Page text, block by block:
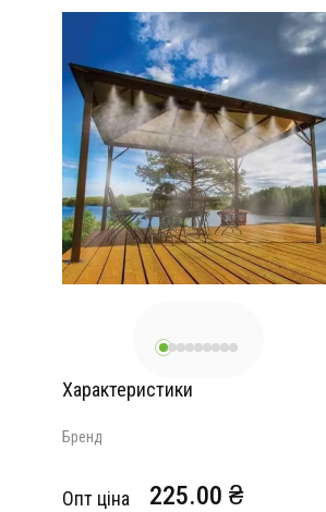
Характеристики
Бренд
Опт ціна 225.00 ₴